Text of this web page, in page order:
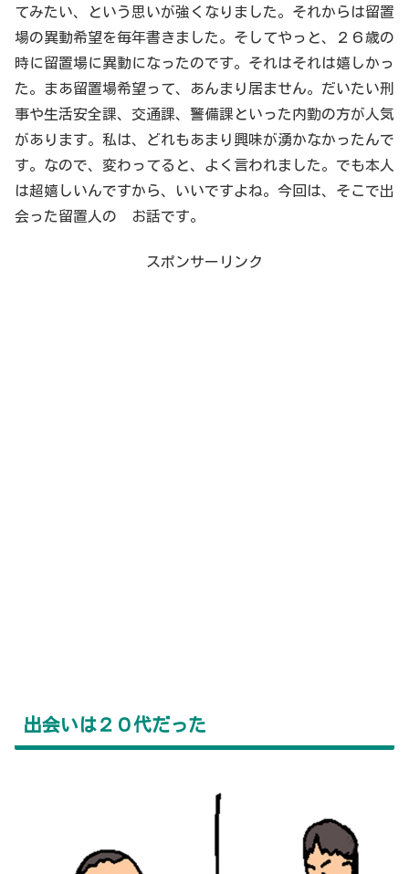
てみたい、という思いが強くなりました。それからは留置
場の異動希望を毎年書きました。そしてやっと、２６歳の
時に留置場に異動になったのです。それはそれは嬉しかっ
た。まあ留置場希望って、あんまり居ません。だいたい刑
事や生活安全課、交通課、警備課といった内勤の方が人気
があります。私は、どれもあまり興味が湧かなかったんで
す。なので、変わってると、よく言われました。でも本人
は超嬉しいんですから、いいですよね。今回は、そこで出
会った留置人の お話です。
スポンサーリンク
出会いは２０代だった